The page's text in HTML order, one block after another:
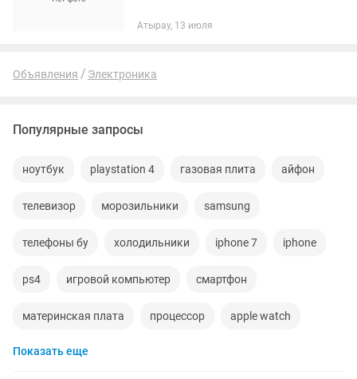
Атырау, 13 июля
Объявления Электроника
Популярные запросы
ноутбук playstation 4 газовая плита айфон
телевизор морозильники samsung
телефоны бу холодильники iphone 7 iphone
ps4 игровой компьютер смартфон
материнская плата процессор apple watch
айфон 7
Показать еще